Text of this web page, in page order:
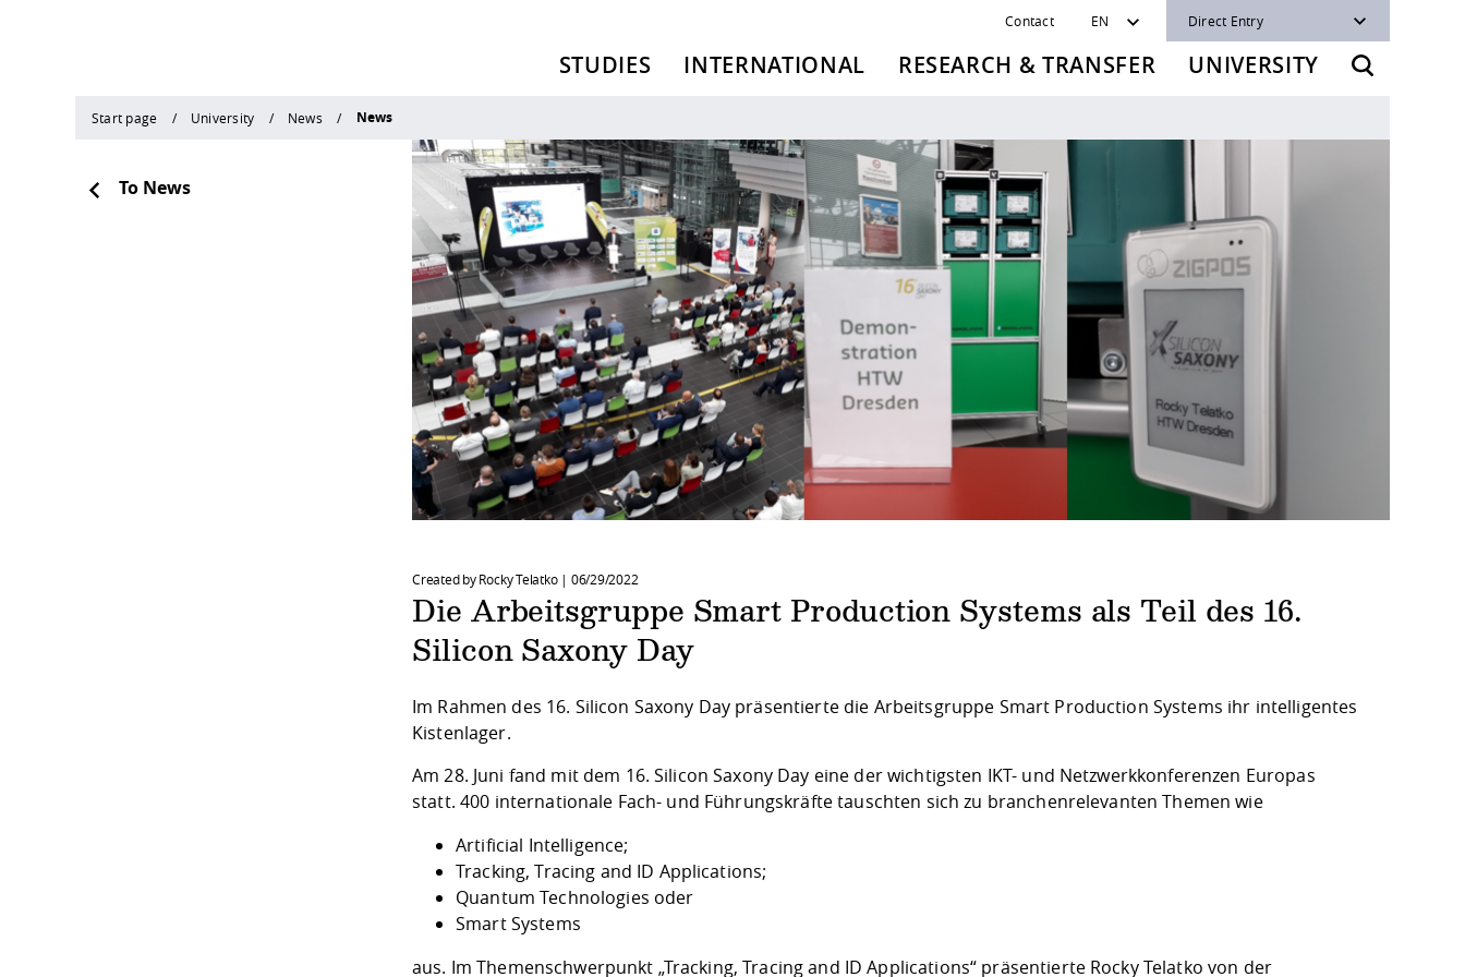
Contact EN Direct Entry
STUDIES INTERNATIONAL RESEARCH & TRANSFER UNIVERSITY
Start page University News News
To News
Created by Rocky Telatko | 06/29/2022
Die Arbeitsgruppe Smart Production Systems als Teil des 16.
Silicon Saxony Day
Im Rahmen des 16. Silicon Saxony Day präsentierte die Arbeitsgruppe Smart Production Systems ihr intelligentes
Kistenlager.
Am 28. Juni fand mit dem 16. Silicon Saxony Day eine der wichtigsten IKT- und Netzwerkkonferenzen Europas
statt. 400 internationale Fach- und Führungskräfte tauschten sich zu branchenrelevanten Themen wie
Artificial Intelligence;
Tracking, Tracing and ID Applications;
Quantum Technologies oder
Smart Systems
aus. Im Themenschwerpunkt „Tracking, Tracing and ID Applications“ präsentierte Rocky Telatko von der